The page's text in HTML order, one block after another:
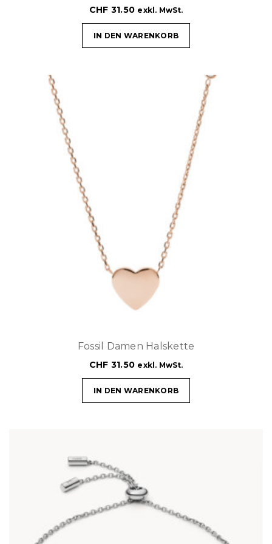
CHF 31.50 exkl. MwSt.
IN DEN WARENKORB
Fossil Damen Halskette
CHF 31.50 exkl. MwSt.
IN DEN WARENKORB